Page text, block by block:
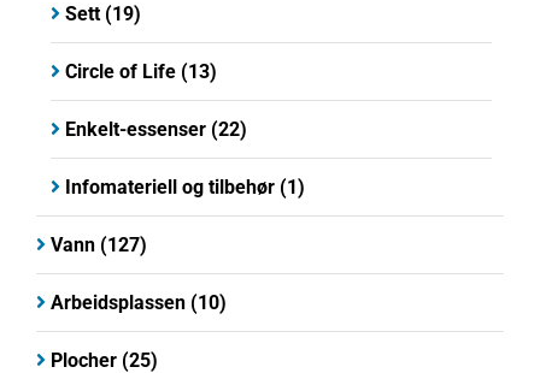
Sett (19)
Circle of Life (13)
Enkelt-essenser (22)
Infomateriell og tilbehør (1)
Vann (127)
Arbeidsplassen (10)
Plocher (25)